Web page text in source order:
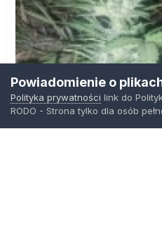
Powiadomienie o
Polityka prywatności link do
RODO - Strona tylko dla osób